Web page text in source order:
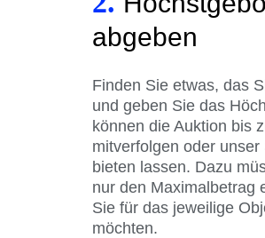
abgeben
Finden Sie etwas, das
und geben Sie das
können die Auktion bis
mitverfolgen oder
bieten lassen. Dazu
nur den Maximalbetrag
Sie für das jeweilige
möchten.